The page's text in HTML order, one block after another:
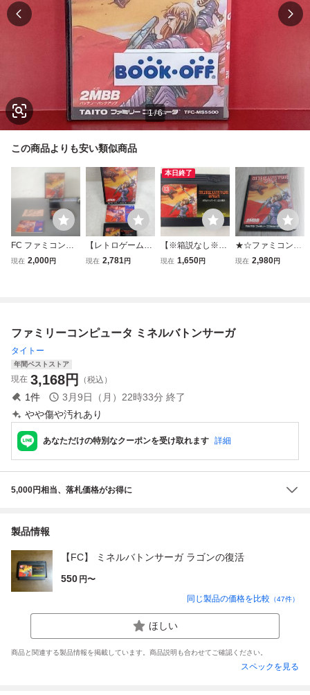
1/6
この商品よりも安い類似商品
FC ファミコンソ
フト ミネルバトン
現在 2,000円
【レトロゲーム】
【FC】ミネルバト
現在 2,781円
本日終了
【※箱説なし※】
ミネルバトンサー
現在 1,650円
★☆ファミコンソ
フト ミネルバト
現在 2,980円
ファミリーコンピュータ ミネルバトンサーガ
タイトー
年間ベストストア
現在 3,168円 （税込）
1件 3月9日（月）22時33分 終了
やや傷や汚れあり
あなただけの特別なクーポンを受け取れます 詳細
5,000円相当、落札価格がお得に
製品情報
【FC】 ミネルバトンサーガ ラゴンの復活
550 円〜
同じ製品の価格を比較 （47件）
ほしい
商品と関連する製品情報を掲載しています。商品説明も合わせてご確認ください。
スペックを見る